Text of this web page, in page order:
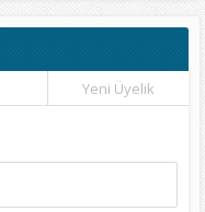
Yeni Üyelik